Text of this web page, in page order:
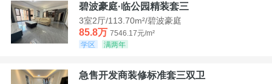
碧波豪庭·临公园精装套三
3室2厅/113.70m²/碧波豪庭
85.8万 7546.17元/m²
学区
满两年
急售开发商装修标准套三双卫